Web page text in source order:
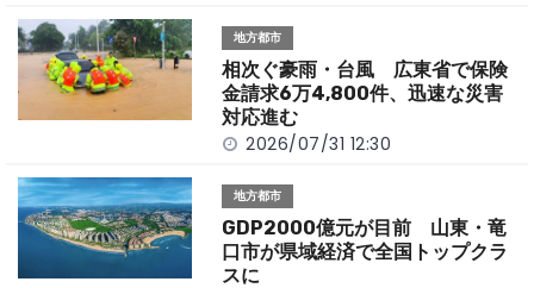
地方都市
相次ぐ豪雨・台風 広東省で保険
金請求6万4,800件、迅速な災害
対応進む
2026/07/31 12:30
地方都市
GDP2000億元が目前 山東・竜
口市が県域経済で全国トップクラ
スに